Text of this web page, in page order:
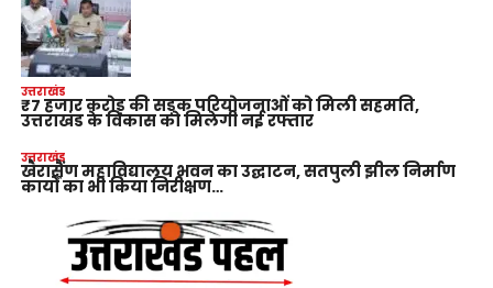
उत्तराखंड
₹7 हजार करोड़ की सड़क परियोजनाओं को मिली सहमति,
उत्तराखंड के विकास को मिलेगी नई रफ्तार
उत्तराखंड
खैरासैंण महाविद्यालय भवन का उद्घाटन, सतपुली झील निर्माण
कार्यों का भी किया निरीक्षण…